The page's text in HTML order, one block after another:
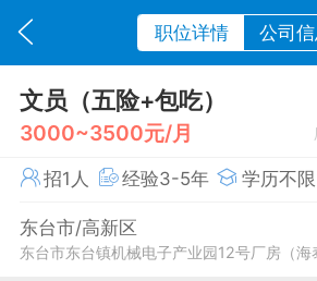
职位详情 公司
文员（五险+包吃）
3000~3500元/月
招1人 经验3-5年 学历不限
东台市/高新区
东台市东台镇机械电子产业园12号厂房（海